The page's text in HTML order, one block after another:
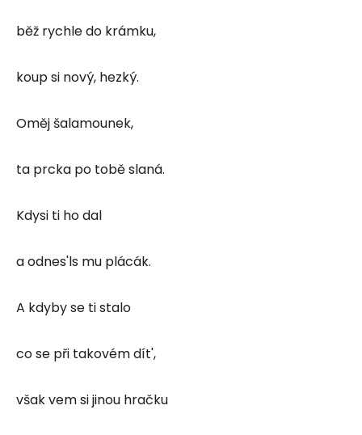
běž rychle do krámku,
koup si nový, hezký.
Oměj šalamounek,
ta prcka po tobě slaná.
Kdysi ti ho dal
a odnes'ls mu plácák.
A kdyby se ti stalo
co se při takovém dít',
však vem si jinou hračku